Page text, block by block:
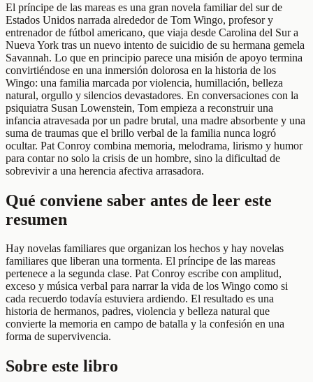
El príncipe de las mareas es una gran novela familiar del sur de
Estados Unidos narrada alrededor de Tom Wingo, profesor y
entrenador de fútbol americano, que viaja desde Carolina del Sur a
Nueva York tras un nuevo intento de suicidio de su hermana gemela
Savannah. Lo que en principio parece una misión de apoyo termina
convirtiéndose en una inmersión dolorosa en la historia de los
Wingo: una familia marcada por violencia, humillación, belleza
natural, orgullo y silencios devastadores. En conversaciones con la
psiquiatra Susan Lowenstein, Tom empieza a reconstruir una
infancia atravesada por un padre brutal, una madre absorbente y una
suma de traumas que el brillo verbal de la familia nunca logró
ocultar. Pat Conroy combina memoria, melodrama, lirismo y humor
para contar no solo la crisis de un hombre, sino la dificultad de
sobrevivir a una herencia afectiva arrasadora.
Qué conviene saber antes de leer este
resumen
Hay novelas familiares que organizan los hechos y hay novelas
familiares que liberan una tormenta. El príncipe de las mareas
pertenece a la segunda clase. Pat Conroy escribe con amplitud,
exceso y música verbal para narrar la vida de los Wingo como si
cada recuerdo todavía estuviera ardiendo. El resultado es una
historia de hermanos, padres, violencia y belleza natural que
convierte la memoria en campo de batalla y la confesión en una
forma de supervivencia.
Sobre este libro